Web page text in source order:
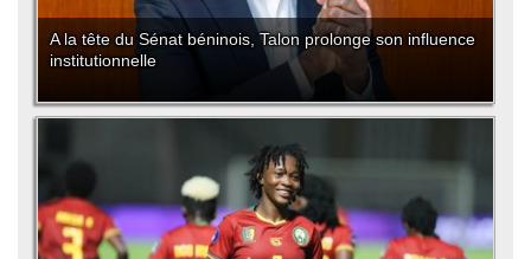
A la tête du Sénat béninois, Talon prolonge son influence
institutionnelle